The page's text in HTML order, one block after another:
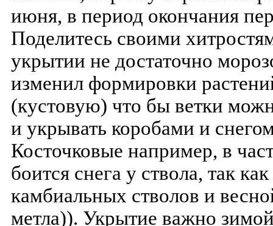
июня, в период окончания
Поделитесь своими
укрытии не достаточно
изменил формировки
(кустовую) что бы ветки
и укрывать коробами и
Косточковые например, в
боится снега у ствола, так
камбиальных стволов и
метла)). Укрытие важно